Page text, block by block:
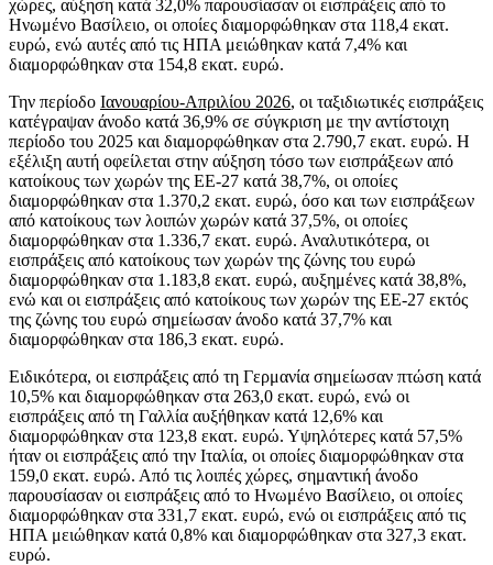
χώρες, αύξηση κατά 32,0% παρουσίασαν οι εισπράξεις από το
Ηνωμένο Βασίλειο, οι οποίες διαμορφώθηκαν στα 118,4 εκατ.
ευρώ, ενώ αυτές από τις ΗΠΑ μειώθηκαν κατά 7,4% και
διαμορφώθηκαν στα 154,8 εκατ. ευρώ.
Την περίοδο Ιανουαρίου-Απριλίου 2026, οι ταξιδιωτικές εισπράξεις
κατέγραψαν άνοδο κατά 36,9% σε σύγκριση με την αντίστοιχη
περίοδο του 2025 και διαμορφώθηκαν στα 2.790,7 εκατ. ευρώ. Η
εξέλιξη αυτή οφείλεται στην αύξηση τόσο των εισπράξεων από
κατοίκους των χωρών της ΕΕ-27 κατά 38,7%, οι οποίες
διαμορφώθηκαν στα 1.370,2 εκατ. ευρώ, όσο και των εισπράξεων
από κατοίκους των λοιπών χωρών κατά 37,5%, οι οποίες
διαμορφώθηκαν στα 1.336,7 εκατ. ευρώ. Αναλυτικότερα, οι
εισπράξεις από κατοίκους των χωρών της ζώνης του ευρώ
διαμορφώθηκαν στα 1.183,8 εκατ. ευρώ, αυξημένες κατά 38,8%,
ενώ και οι εισπράξεις από κατοίκους των χωρών της ΕΕ-27 εκτός
της ζώνης του ευρώ σημείωσαν άνοδο κατά 37,7% και
διαμορφώθηκαν στα 186,3 εκατ. ευρώ.
Ειδικότερα, οι εισπράξεις από τη Γερμανία σημείωσαν πτώση κατά
10,5% και διαμορφώθηκαν στα 263,0 εκατ. ευρώ, ενώ οι
εισπράξεις από τη Γαλλία αυξήθηκαν κατά 12,6% και
διαμορφώθηκαν στα 123,8 εκατ. ευρώ. Υψηλότερες κατά 57,5%
ήταν οι εισπράξεις από την Ιταλία, οι οποίες διαμορφώθηκαν στα
159,0 εκατ. ευρώ. Από τις λοιπές χώρες, σημαντική άνοδο
παρουσίασαν οι εισπράξεις από το Ηνωμένο Βασίλειο, οι οποίες
διαμορφώθηκαν στα 331,7 εκατ. ευρώ, ενώ οι εισπράξεις από τις
ΗΠΑ μειώθηκαν κατά 0,8% και διαμορφώθηκαν στα 327,3 εκατ.
ευρώ.